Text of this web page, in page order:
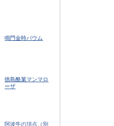
鳴門金時バウム
徳島酪菓マンマロ
ーザ
阿波牛の頂点（別